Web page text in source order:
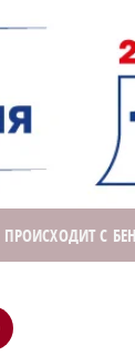
ПРОИСХОДИТ С